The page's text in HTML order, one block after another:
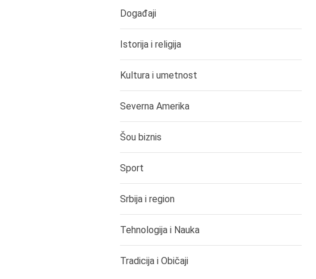
Događaji
Istorija i religija
Kultura i umetnost
Severna Amerika
Šou biznis
Sport
Srbija i region
Tehnologija i Nauka
Tradicija i Običaji